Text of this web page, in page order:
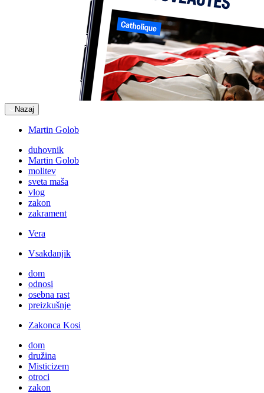
Nazaj
Martin Golob
duhovnik
Martin Golob
molitev
sveta maša
vlog
zakon
zakrament
Vera
Vsakdanjik
dom
odnosi
osebna rast
preizkušnje
Zakonca Kosi
dom
družina
Misticizem
otroci
zakon